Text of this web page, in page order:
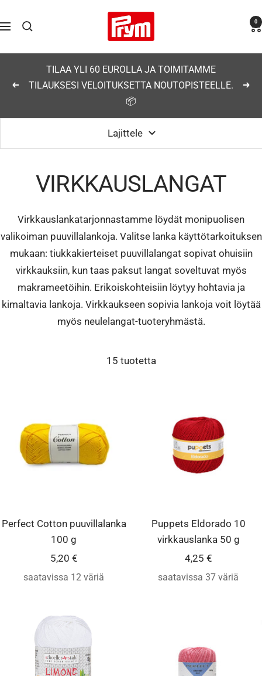
sisältöön
Navigaatio
Prym 0
Edellinen
TILAA YLI 60 EUROLLA JA TOIMITAMME
TILAUKSESI VELOITUKSETTA NOUTOPISTEELLE.
📦
Lajittele
VIRKKAUSLANGAT
Virkkauslankatarjonnastamme löydät monipuolisen
valikoiman puuvillalankoja. Valitse lanka käyttötarkoituksen
mukaan: tiukkakierteiset puuvillalangat sopivat ohuisiin
virkkauksiin, kun taas paksut langat soveltuvat myös
makrameetöihin. Erikoiskohteisiin löytyy hohtavia ja
kimaltavia lankoja. Virkkaukseen sopivia lankoja voit löytää
myös neulelangat-tuoteryhmästä.
15 tuotetta
Perfect Cotton puuvillalanka
100 g
Alennushinta
5,20 €
saatavissa 12 väriä
Puppets Eldorado 10
virkkauslanka 50 g
Alennushinta
4,25 €
saatavissa 37 väriä